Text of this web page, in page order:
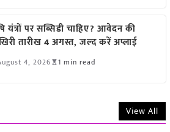
यंत्रों पर सब्सिडी चाहिए? आवेदन की
तारीख 4 अगस्त, जल्द करें अप्लाई
4, 2026 1 min read
View All